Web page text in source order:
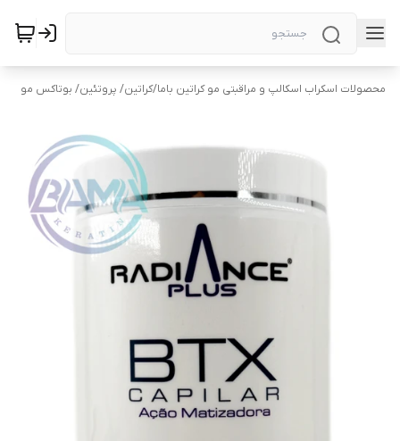
محصولات اسکراب اسکالپ و مراقبتی مو کراتین باما/کراتین/ پروتئین/ بوتاکس مو